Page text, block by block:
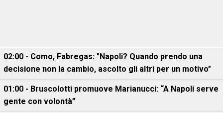
02:00 - Como, Fabregas: "Napoli? Quando prendo una
decisione non la cambio, ascolto gli altri per un motivo"
01:00 - Bruscolotti promuove Marianucci: “A Napoli serve
gente con volontà”